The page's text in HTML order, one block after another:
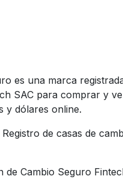
es una marca
SAC para comprar y
y dólares online.
de casas de
de Cambio Seguro